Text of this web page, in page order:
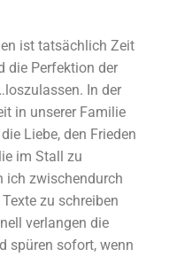
ist tatsächlich Zeit
die Perfektion der
In der
in unserer Familie
Liebe, den Frieden
im Stall zu
ich zwischendurch
zu schreiben
verlangen die
spüren sofort, wenn